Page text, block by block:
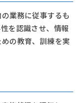
業務に従事するも
を認識させ、情報
の教育、訓練を実